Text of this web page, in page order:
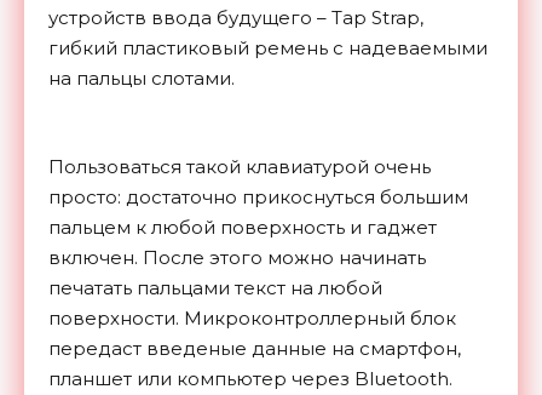
устройств ввода будущего – Tap Strap,
гибкий пластиковый ремень с надеваемыми
на пальцы слотами.
Пользоваться такой клавиатурой очень
просто: достаточно прикоснуться большим
пальцем к любой поверхность и гаджет
включен. После этого можно начинать
печатать пальцами текст на любой
поверхности. Микроконтроллерный блок
передаст введеные данные на смартфон,
планшет или компьютер через Bluetooth.